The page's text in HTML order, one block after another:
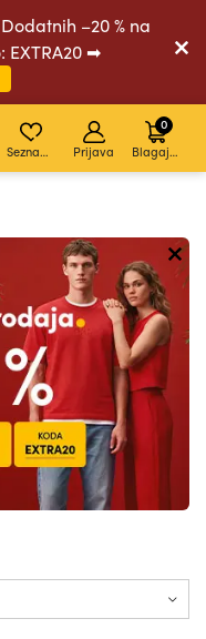
–20 % na
EXTRA20 ➡
Seznam želja Prijava Blagajna
0